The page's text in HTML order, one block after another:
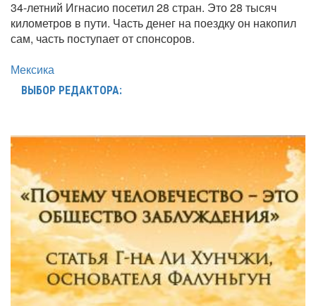
34-летний Игнасио посетил 28 стран. Это 28 тысяч
километров в пути. Часть денег на поездку он накопил
сам, часть поступает от спонсоров.
Мексика
ВЫБОР РЕДАКТОРА: